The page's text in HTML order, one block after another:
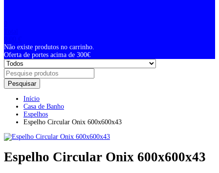
Não existe produtos no carrinho.
Oferta de portes acima de 300€
Pesquisar
Início
Casa de Banho
Espelhos
Espelho Circular Onix 600x600x43
Espelho Circular Onix 600x600x43